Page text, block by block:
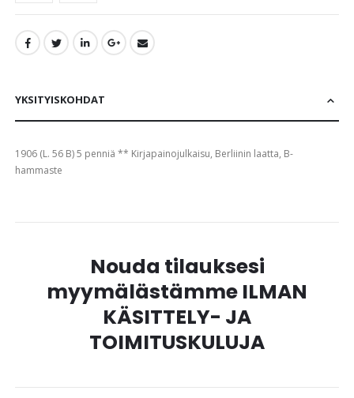
YKSITYISKOHDAT
1906 (L. 56 B) 5 penniä ** Kirjapainojulkaisu, Berliinin laatta, B-
hammaste
Nouda tilauksesi
myymälästämme ILMAN
KÄSITTELY- JA
TOIMITUSKULUJA